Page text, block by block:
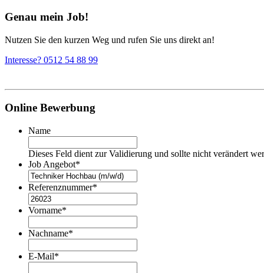
Genau mein Job!
Nutzen Sie den kurzen Weg und rufen Sie uns direkt an!
Interesse? 0512 54 88 99
Online Bewerbung
Name
Dieses Feld dient zur Validierung und sollte nicht verändert
Job Angebot*
Referenznummer*
Vorname*
Nachname*
E-Mail*